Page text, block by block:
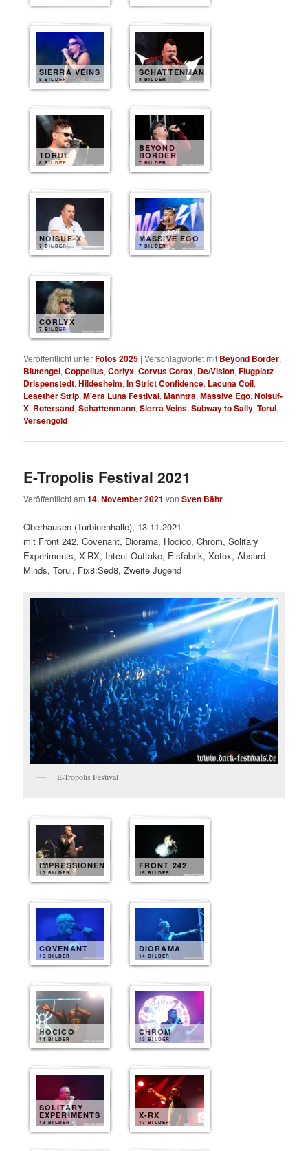
SIERRA VEINS
8 BILDER
SCHATTENMANN
8 BILDER
TORUL
8 BILDER
BEYOND
BORDER
7 BILDER
NOISUF-X
7 BILDER
MASSIVE EGO
7 BILDER
CORLYX
7 BILDER
Veröffentlicht unterFotos 2025 |Verschlagwortet mit Beyond Border,
Blutengel,Coppelius,Corlyx,Corvus Corax, De/Vision,Flugplatz
Drispenstedt,Hildesheim,In Strict Confidence, Lacuna Coil,
Leaether Strip,M'era Luna Festival,Manntra,Massive Ego,Noisuf-
X, Rotersand,Schattenmann,Sierra Veins,Subway to Sally,Torul,
Versengold
E-Tropolis Festival 2021
Veröffentlicht am14. November 2021 vonSven Bähr
Oberhausen (Turbinenhalle), 13.11.2021
mit Front 242, Covenant, Diorama, Hocico, Chrom, Solitary
Experiments, X-RX, Intent Outtake, Eisfabrik, Xotox, Absurd
Minds, Torul, Fix8:Sed8, Zweite Jugend
E-Tropolis Festival
IMPRESSIONEN
10 BILDER
FRONT 242
15 BILDER
COVENANT
15 BILDER
DIORAMA
14 BILDER
HOCICO
14 BILDER
CHROM
13 BILDER
SOLITARY
EXPERIMENTS
13 BILDER
X-RX
13 BILDER